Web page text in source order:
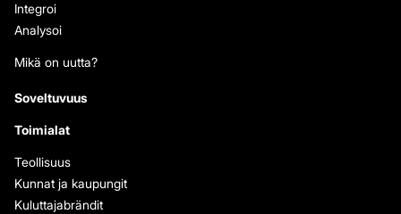
Integroi
Analysoi
Mikä on uutta?
Soveltuvuus
Toimialat
Teollisuus
Kunnat ja kaupungit
Kuluttajabrändit